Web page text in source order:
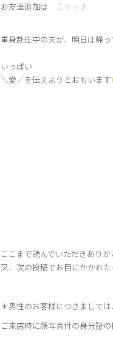
お友達追加は
こちら♪
単身赴任中の夫が、明日は帰っ
いっぱい
＼愛／を伝えようとおもいます
ここまで読んでいただきあり
又、次の投稿でお目にかかれ
＊男性のお客様につきまして
ご来店時に顔写真付の身分証